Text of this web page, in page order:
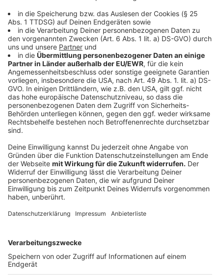
den Kreis Viersen. Sie betreffen sowohl die
öffentliche Sicherheit als auch die
Bildungsinfrastruktur im Kreisgebiet. Der genehmigte
Haushalt schafft die Grundlage dafür, dass diese
Planungen weiter verfolgt werden können.
Anzeige
Ausblick: Ab 2028 wieder positive Ergebnisse
Anzeige
Nach Einschätzung der Bezirksregierung könnte sich
die Haushaltslage des Kreises Viersen in den
kommenden Jahren wieder verbessern. Stand jetzt
werden ab 2028 wieder positive Jahresergebnisse
erwartet. Für das Jahr 2029 ist nach den aktuellen
zeigt, dass der Kreis trotz der momentanen
Belastungen auf eine langfristige Stabilisierung setzt.